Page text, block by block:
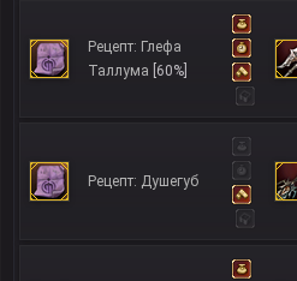
Рецепт: Глефа
Таллума [60%]
Рецепт: Душегуб